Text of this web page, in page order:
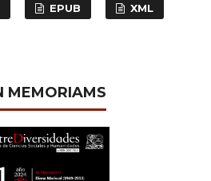
EPUB XML
MEMORIAMS